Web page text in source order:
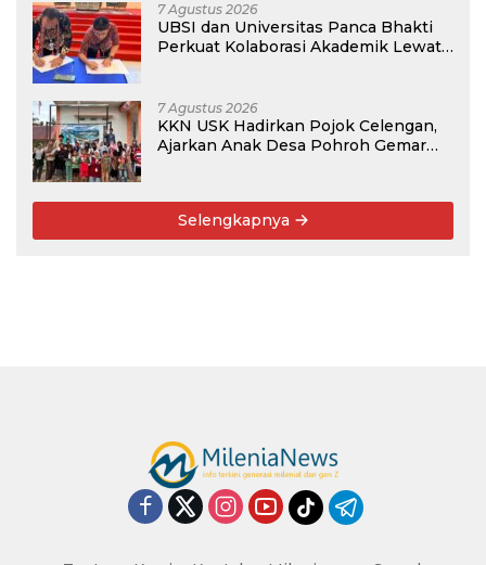
7 Agustus 2026
UBSI dan Universitas Panca Bhakti
Perkuat Kolaborasi Akademik Lewat
7 Agustus 2026
KKN USK Hadirkan Pojok Celengan,
Ajarkan Anak Desa Pohroh Gemar
Selengkapnya